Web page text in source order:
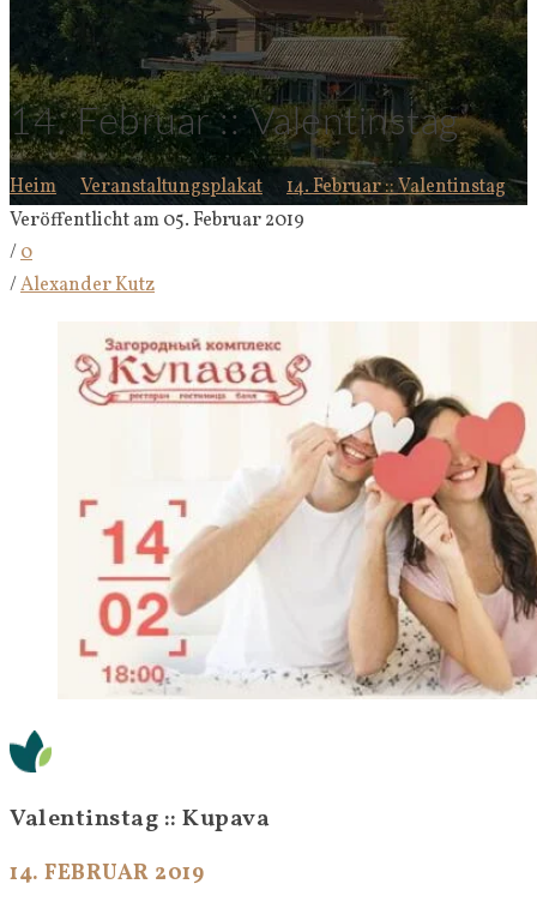
14. Februar :: Valentinstag
Heim Veranstaltungsplakat
14. Februar :: Valentinstag
Veröffentlicht am 05. Februar 2019
/0
/Alexander Kutz
Valentinstag :: Kupava
14. FEBRUAR 2019